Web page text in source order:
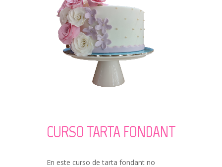
CURSO TARTA FONDANT
En este curso de tarta fondant no